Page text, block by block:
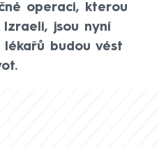
operaci, kterou
jsou nyní
lékařů budou vést